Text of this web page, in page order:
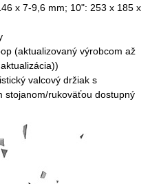
x 7-9,6 mm; 10": 253 x 185 x
(aktualizovaný výrobcom až
valcový držiak s
stojanom/rukoväťou dostupný